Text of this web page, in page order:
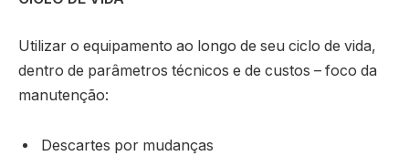
Utilizar o equipamento ao longo de seu ciclo de vida,
dentro de parâmetros técnicos e de custos – foco da
manutenção:
Descartes por mudanças